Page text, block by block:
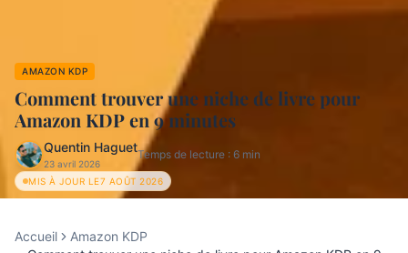
AMAZON KDP
Comment trouver une niche de livre pour
Amazon KDP en 9 minutes
Quentin Haguet
23 avril 2026
Temps de lecture : 6 min
MIS À JOUR LE7 AOÛT 2026
Accueil
Amazon KDP